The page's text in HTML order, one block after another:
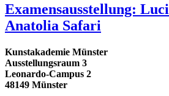
Examensausstellung:
Anatolia Safari
Kunstakademie Münster
Ausstellungsraum 3
Leonardo-Campus 2
48149 Münster